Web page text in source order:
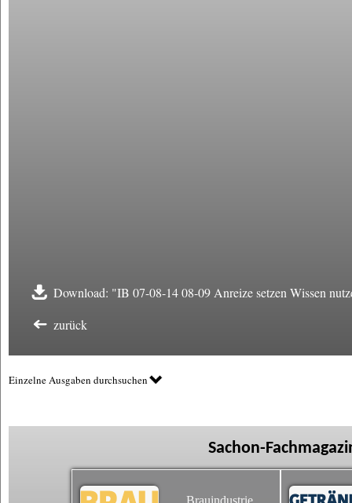
Download: "IB 07-08-14 08-09 Anreize setzen Wissen
zurück
Einzelne Ausgaben durchsuchen
Sachon-
Brauindustrie